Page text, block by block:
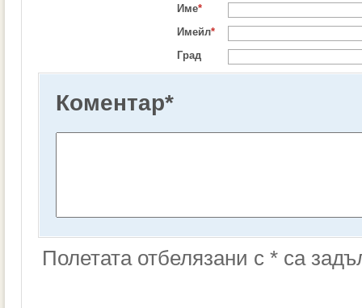
Име*
Имейл*
Град
Коментар*
Полетата отбелязани с * са